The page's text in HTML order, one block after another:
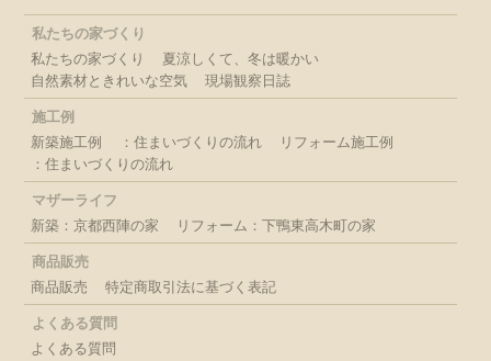
私たちの家づくり
私たちの家づくり
夏涼しくて、冬は暖かい
自然素材ときれいな空気
現場観察日誌
施工例
新築施工例
：住まいづくりの流れ
リフォーム施工例
：住まいづくりの流れ
マザーライフ
新築：京都西陣の家
リフォーム：下鴨東高木町の家
商品販売
商品販売
特定商取引法に基づく表記
よくある質問
よくある質問